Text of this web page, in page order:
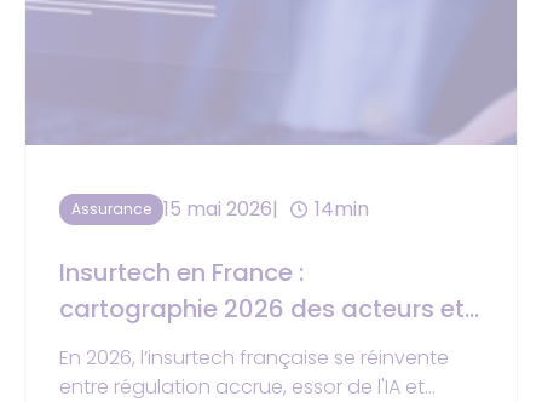
Assurance 15 mai 2026 14min
Insurtech en France :
cartographie 2026 des acteurs et
tendances
En 2026, l’insurtech française se réinvente
entre régulation accrue, essor de l'IA et